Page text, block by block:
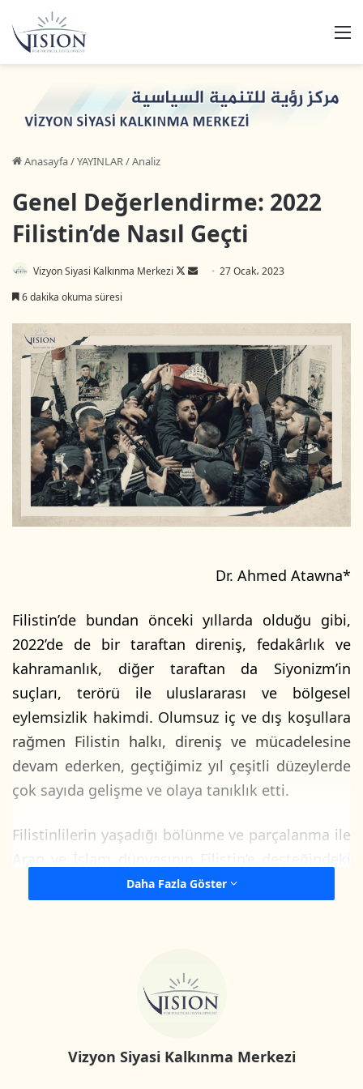
Anasayfa/YAYINLAR/Analiz
Genel Değerlendirme: 2022
Filistin’de Nasıl Geçti
Vizyon Siyasi Kalkınma Merkezi
Follow
Bir
27 Ocak، 2023
6 dakika okuma süresi
Dr. Ahmed Atawna*
Filistin’de bundan önceki yıllarda olduğu gibi,
2022’de de bir taraftan direniş, fedakârlık ve
kahramanlık, diğer taraftan da Siyonizm’in
suçları, terörü ile uluslararası ve bölgesel
eylemsizlik hakimdi. Olumsuz iç ve dış koşullara
rağmen Filistin halkı, direniş ve mücadelesine
devam ederken, geçtiğimiz yıl çeşitli düzeylerde
çok sayıda gelişme ve olaya tanıklık etti.
Filistinlilerin yaşadığı bölünme ve parçalanma ile
açık düşüş, Filistin’deki aktif güçleri ve Filistin
2022 yılı özellikle Batı Şeria’daki direniş
tanık olmuş, bu yıl içerisinde 1.300’den fazla
Daha Fazla Göster
Vizyon Siyasi Kalkınma Merkezi